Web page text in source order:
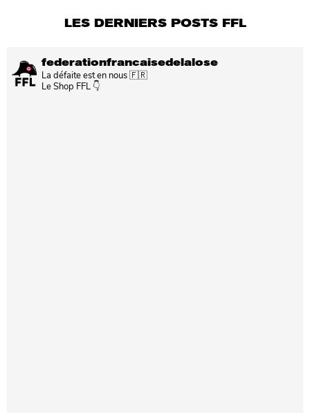
LES DERNIERS POSTS FFL
federationfrancaisedelalose
La défaite est en nous 🇫🇷
Le Shop FFL 👇